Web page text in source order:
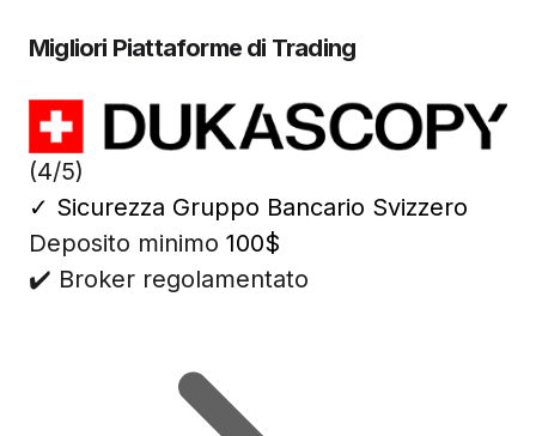
Migliori Piattaforme di Trading
(4/5)
✓ Sicurezza Gruppo Bancario Svizzero
Deposito minimo 100$
✔️ Broker regolamentato